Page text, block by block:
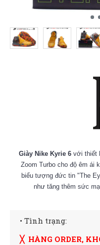
Giày Nike Kyrie 6 với thiết
Zoom Turbo cho độ êm ái
biểu tượng đức tin "The
như tăng thêm sức
• Tình trạng:
╳ HÀNG ORDER,